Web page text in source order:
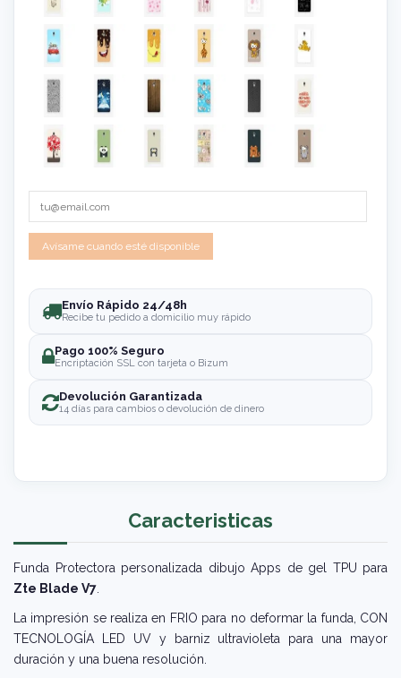
Envío Rápido 24/48h
Recibe tu pedido a domicilio muy rápido
Pago 100% Seguro
Encriptación SSL con tarjeta o Bizum
Devolución Garantizada
14 días para cambios o devolución de dinero
Caracteristicas
Funda Protectora personalizada dibujo Apps de gel TPU para
Zte Blade V7.
La impresión se realiza en FRIO para no deformar la funda, CON
TECNOLOGÍA LED UV y barniz ultravioleta para una mayor
duración y una buena resolución.